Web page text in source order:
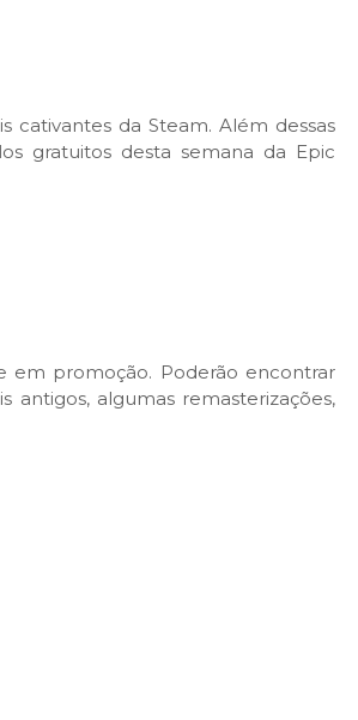
cativantes da Steam. Além dessas
gratuitos desta semana da Epic
em promoção. Poderão encontrar
algumas remasterizações,